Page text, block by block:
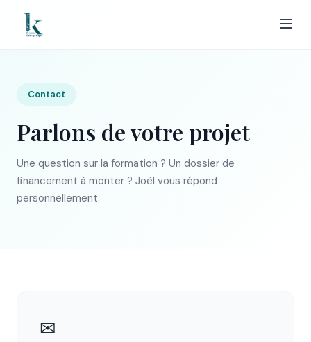
Contact
Parlons de votre projet
Une question sur la formation ? Un dossier de
financement à monter ? Joël vous répond
personnellement.
✉